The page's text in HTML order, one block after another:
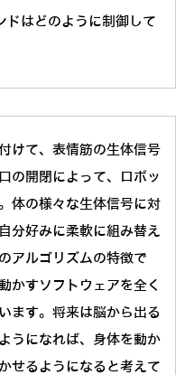
ドはどのように制御して
けて、表情筋の生体信号
の開閉によって、ロボッ
体の様々な生体信号に対
分好みに柔軟に組み替え
アルゴリズムの特徴で
かすソフトウェアを全く
ます。将来は脳から出る
うになれば、身体を動か
せるようになると考えて